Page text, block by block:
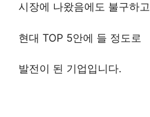
시장에 나왔음에도 불구하고
현대 TOP 5안에 들 정도로
발전이 된 기업입니다.